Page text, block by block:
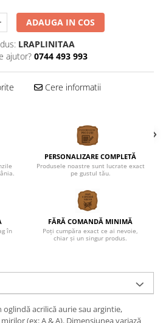
ADAUGA IN COS
LRAPLINITAA
ajutor? 0744 493 993
Cere informatii
PERSONALIZARE COMPLETĂ
Produsele noastre sunt lucrate exact
pe gustul tău.
în
FĂRĂ COMANDĂ MINIMĂ
Poți cumpăra exact ce ai nevoie,
chiar și un singur produs.
acrilică aurie sau argintie,
(ex: A & A). Dimensiunea variază